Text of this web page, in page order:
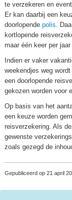
te verzekeren en
Er kan daarbij een
doorlopende polis.
kortlopende
maar één keer per
Indien er vaker
weekendjes weg
een doorlopende
gekozen worden voor
Op basis van het
een keuze worden
reisverzekering. Als
gewenste
zoals gezegd de
Gepubliceerd op 21 april